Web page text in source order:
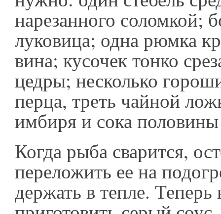
нарезанного соломкой;
луковица; одна рюмка
вина; кусочек тонко
цедры; несколько
перца, треть чайной
имбиря и сока
Когда рыба сварится,
переложить ее на
держать в тепле.